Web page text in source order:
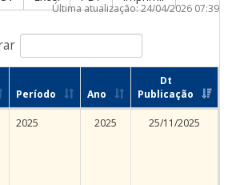
Última atualização: 24/04/2026 07:39
Período Ano
Dt
Publicação
2025 2025 25/11/2025